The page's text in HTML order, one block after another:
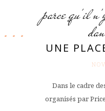
parce qu'il
UNE
Dans le cadre
organisés par